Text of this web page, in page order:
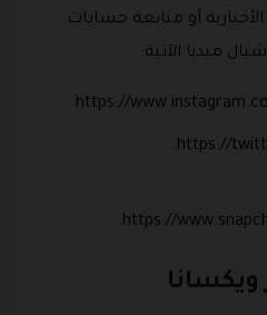
أو متابعة حسابات
ميديا الآتية:
https://